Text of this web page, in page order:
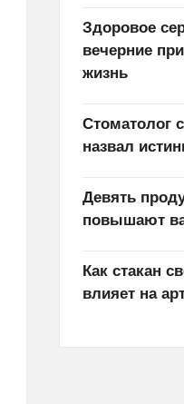
Здоровое
вечерние
жизнь
Стоматолог
назвал
Девять
повышают
Как стакан
влияет на